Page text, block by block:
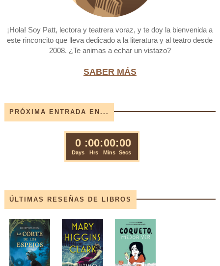
¡Hola! Soy Patt, lectora y teatrera voraz, y te doy la bienvenida a
este rinconcito que lleva dedicado a la literatura y al teatro desde
2008. ¿Te animas a echar un vistazo?
SABER MÁS
PRÓXIMA ENTRADA EN...
ÚLTIMAS RESEÑAS DE LIBROS